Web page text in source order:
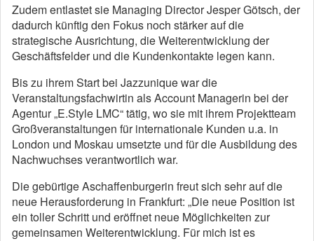
Zudem entlastet sie Managing Director Jesper Götsch, der
dadurch künftig den Fokus noch stärker auf die
strategische Ausrichtung, die Weiterentwicklung der
Geschäftsfelder und die Kundenkontakte legen kann.
Bis zu ihrem Start bei Jazzunique war die
Veranstaltungsfachwirtin als Account Managerin bei der
Agentur „E.Style LMC“ tätig, wo sie mit ihrem Projektteam
Großveranstaltungen für internationale Kunden u.a. in
London und Moskau umsetzte und für die Ausbildung des
Nachwuchses verantwortlich war.
Die gebürtige Aschaffenburgerin freut sich sehr auf die
neue Herausforderung in Frankfurt: „Die neue Position ist
ein toller Schritt und eröffnet neue Möglichkeiten zur
gemeinsamen Weiterentwicklung. Für mich ist es